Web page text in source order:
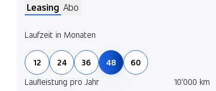
Leasing Abo
Laufzeit in Monaten
12 24 36 48
60
Laufleistung pro Jahr
10'000 km